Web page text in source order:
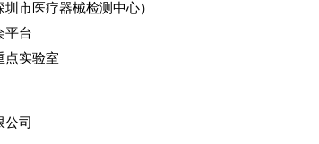
市医疗器械检测中心）
平台
点实验室
司